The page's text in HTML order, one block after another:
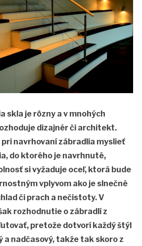
skla je rôzny a v mnohých
dizajnér či architekt.
navrhovaní zábradlia myslieť
do ktorého je navrhnuté,
si vyžaduje oceľ, ktorá bude
vplyvom ako je slnečné
či prach a nečistoty. V
rozhodnutie o zábradlí z
pretože dotvorí každý štýl
a nadčasový, takže tak skoro z